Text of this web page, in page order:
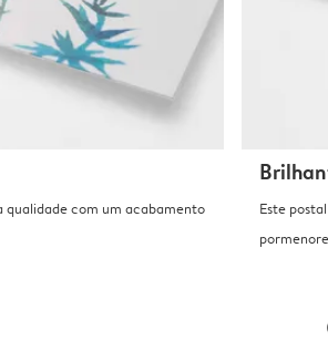
qualidade com um acabamento
Este